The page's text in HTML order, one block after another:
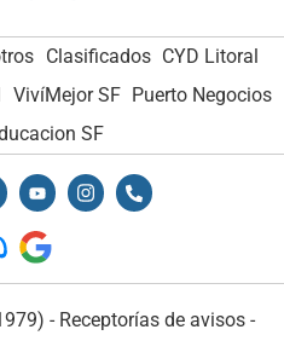
Clasificados CYD Litoral
VivíMejor SF Puerto Negocios
SF
- Receptorías de avisos -